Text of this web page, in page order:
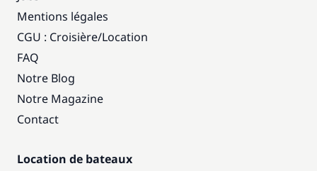
Mentions légales
CGU : Croisière/Location
FAQ
Notre Blog
Notre Magazine
Contact
Location de bateaux